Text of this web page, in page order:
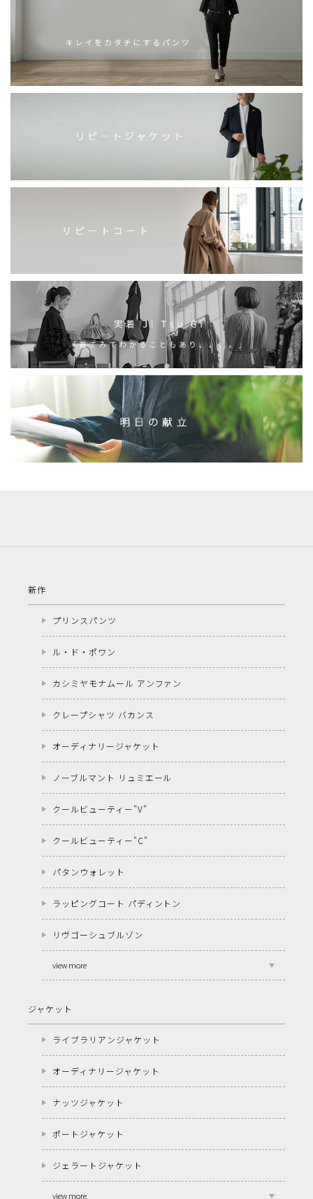
新作
プリンスパンツ
ル・ド・ポワン
カシミヤモナムール アンファン
クレープシャツ バカンス
オーディナリージャケット
ノーブルマント リュミエール
クールビューティー"V"
クールビューティー"C"
パタンウォレット
ラッピングコート パディントン
リヴゴーシュブルゾン
view more
ジャケット
ライブラリアンジャケット
オーディナリージャケット
ナッツジャケット
ポートジャケット
ジェラートジャケット
view more